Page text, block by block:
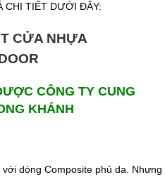
CHI TIẾT DƯỚI ĐÂY:
CỬA NHỰA
CÔNG TY CUNG
KHÁNH
dòng Composite phủ da. Nhưng